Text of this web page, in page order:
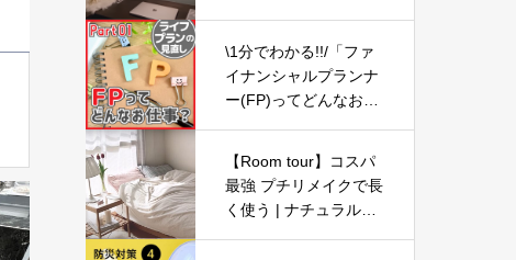
\1分でわかる!!/「ファ
イナンシャルプランナ
ー(FP)ってどんなお仕
【Room tour】コスパ
最強 プチリメイクで長
く使う | ナチュラルシ